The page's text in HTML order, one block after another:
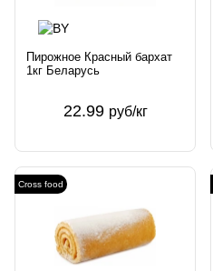
Пирожное Красный бархат
1кг Беларусь
22.99 руб/кг
Cross food